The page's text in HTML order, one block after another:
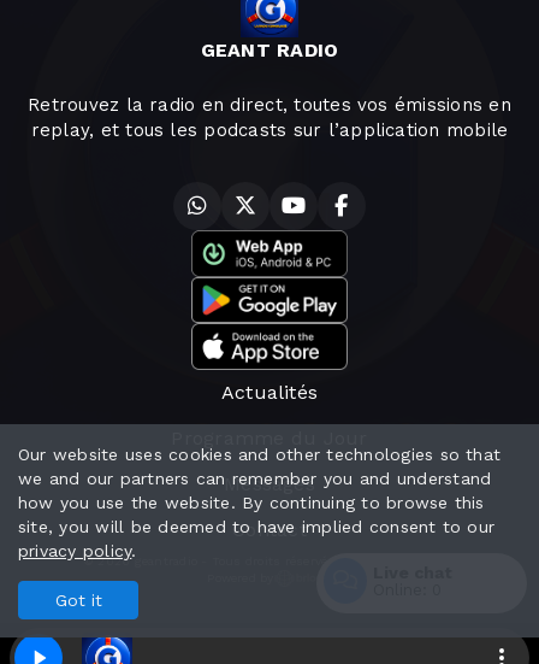
GEANT RADIO
Retrouvez la radio en direct, toutes vos émissions en
replay, et tous les podcasts sur l’application mobile
Actualités
Messages
Contact
© 2026 geantradio - Tous droits réservés - Mentions Légales
Our website uses cookies and other technologies so that
we and our partners can remember you and understand
how you use the website. By continuing to browse this
site, you will be deemed to have implied consent to our
privacy policy.
Got it